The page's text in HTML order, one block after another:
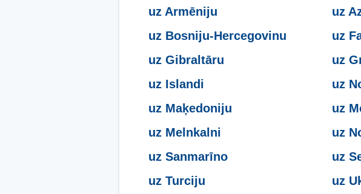
uz Armēniju
uz
uz Bosniju-Hercegovinu
uz
uz Gibraltāru
uz
uz Islandi
uz
uz Maķedoniju
uz
uz Melnkalni
uz
uz Sanmarīno
uz
uz Turciju
uz